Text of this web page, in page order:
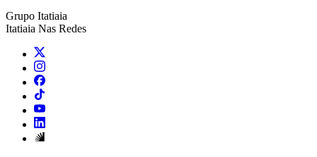
Grupo Itatiaia
Itatiaia Nas Redes